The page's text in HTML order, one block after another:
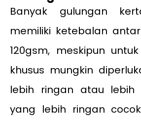
Banyak gulungan
memiliki ketebalan
120gsm, meskipun
khusus mungkin
lebih ringan atau lebih
yang lebih ringan